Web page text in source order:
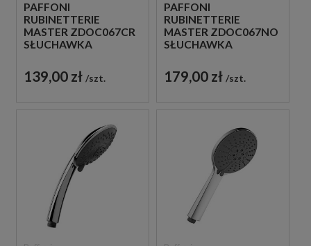
PAFFONI
RUBINETTERIE
MASTER ZDOC067CR
SŁUCHAWKA
CHROM
139,00 zł szt.
PAFFONI
RUBINETTERIE
MASTER ZDOC067NO
SŁUCHAWKA
CZARNA
179,00 zł szt.